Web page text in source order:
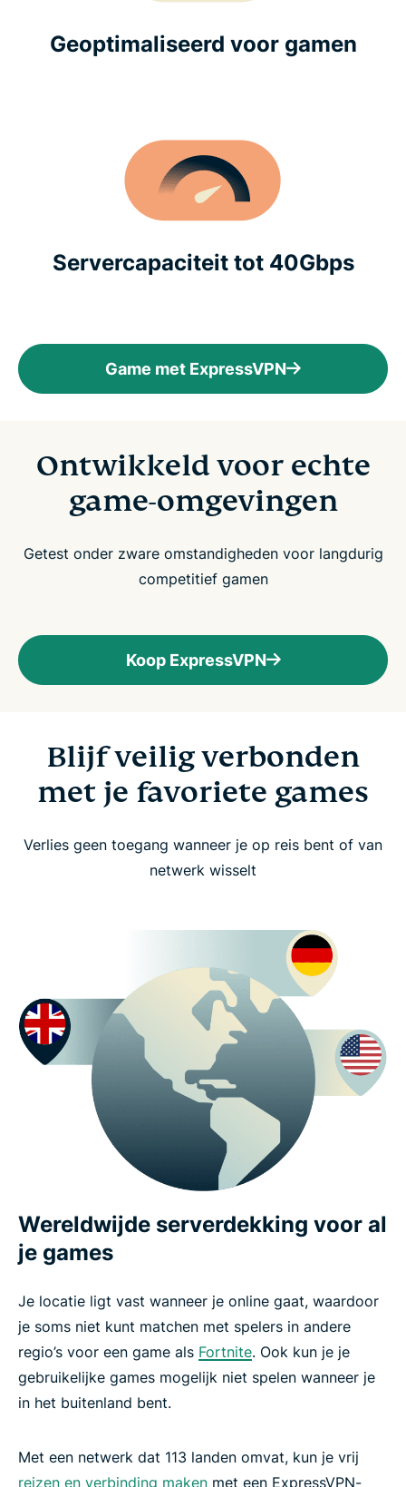
Geoptimaliseerd voor gamen
Servercapaciteit tot 40Gbps
Game met ExpressVPN
Ontwikkeld voor echte
game-omgevingen
Getest onder zware omstandigheden voor langdurig
competitief gamen
Koop ExpressVPN
Blijf veilig verbonden
met je favoriete games
Verlies geen toegang wanneer je op reis bent of van
netwerk wisselt
Wereldwijde serverdekking voor al
je games
Je locatie ligt vast wanneer je online gaat, waardoor
je soms niet kunt matchen met spelers in andere
regio’s voor een game als Fortnite. Ook kun je je
gebruikelijke games mogelijk niet spelen wanneer je
in het buitenland bent.
Met een netwerk dat 113 landen omvat, kun je vrij
reizen en verbinding maken met een ExpressVPN-